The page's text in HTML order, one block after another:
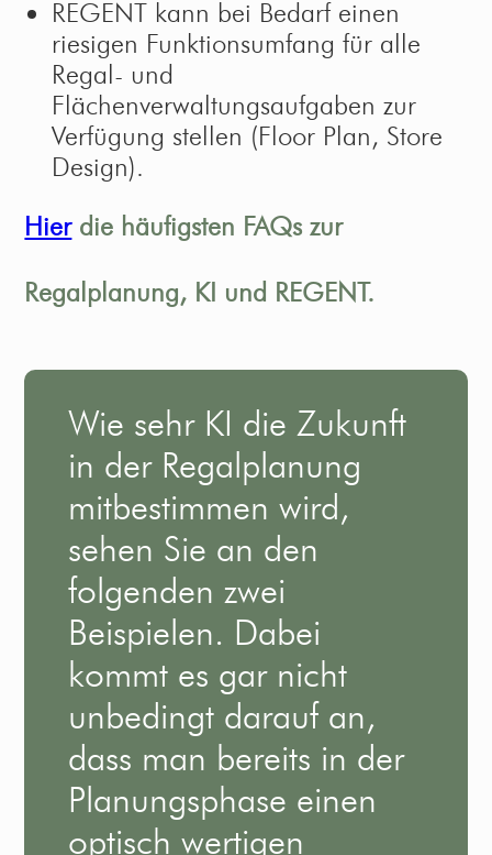
REGENT kann bei Bedarf einen
riesigen Funktionsumfang für alle
Regal- und
Flächenverwaltungsaufgaben zur
Verfügung stellen (Floor Plan, Store
Design).
Hierdie häufigsten FAQs zur
Regalplanung, KI und REGENT.
Wie sehr KI die Zukunft
in der Regalplanung
mitbestimmen wird,
sehen Sie an den
folgenden zwei
Beispielen. Dabei
kommt es gar nicht
unbedingt darauf an,
dass man bereits in der
Planungsphase einen
optisch wertigen